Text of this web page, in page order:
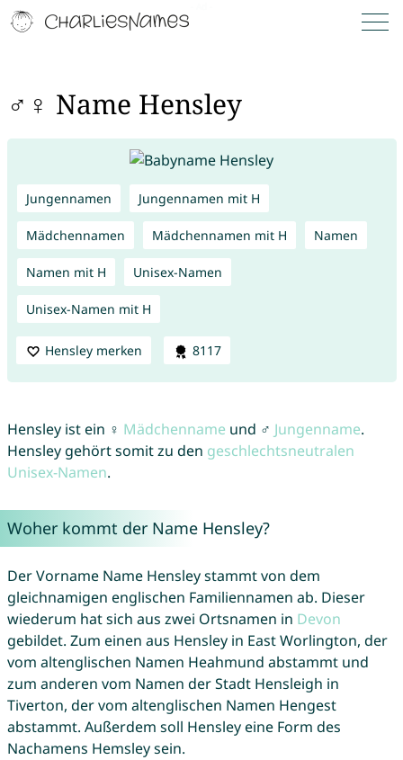
♂♀ Name Hensley
Jungennamen Jungennamen mit H
Mädchennamen Mädchennamen mit H Namen
Namen mit H Unisex-Namen
Unisex-Namen mit H
Hensley merken 8117
Hensley ist ein ♀ Mädchenname und ♂ Jungenname.
Hensley gehört somit zu den geschlechtsneutralen
Unisex-Namen.
Woher kommt der Name Hensley?
Der Vorname Name Hensley stammt von dem
gleichnamigen englischen Familiennamen ab. Dieser
wiederum hat sich aus zwei Ortsnamen in Devon
gebildet. Zum einen aus Hensley in East Worlington, der
vom altenglischen Namen Heahmund abstammt und
zum anderen vom Namen der Stadt Hensleigh in
Tiverton, der vom altenglischen Namen Hengest
abstammt. Außerdem soll Hensley eine Form des
Nachamens Hemsley sein.